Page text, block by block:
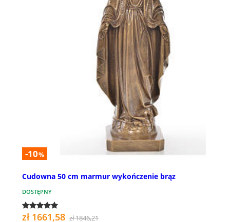
-10%
Cudowna 50 cm marmur wykończenie brąz
DOSTĘPNY
zł 1661,58 zł 1846,21